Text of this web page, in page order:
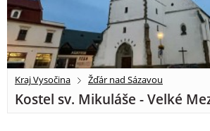
Kraj Vysočina Žďár nad Sázavou
Kostel sv. Mikuláše - Velké